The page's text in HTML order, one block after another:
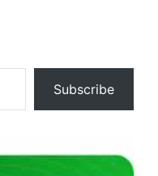
Subscribe